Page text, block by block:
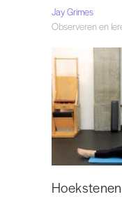
Jay Grimes
Observeren en